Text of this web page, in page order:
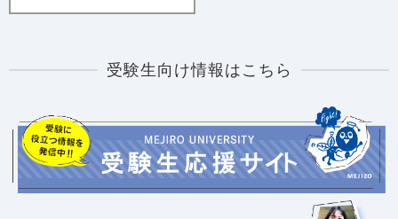
受験生向け情報はこちら